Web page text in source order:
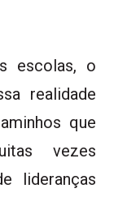
escolas, o
realidade
que
vezes
lideranças